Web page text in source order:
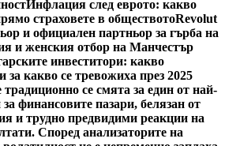
Инфлация след еврото: какво
страховете в обществотоRevolut
и официален партньор за гърба на
и женския отбор на Манчестър
инвеститори: какво
за какво се тревожиха през 2025
традиционно се смята за един от най-
финансовите пазари, белязан от
и трудно предвидими реакции на
Според анализаторите на